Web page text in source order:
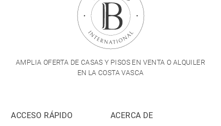
AMPLIA OFERTA DE CASAS Y PISOS EN VENTA O ALQUILER
EN LA COSTA VASCA
ACCESO RÁPIDO
ACERCA DE